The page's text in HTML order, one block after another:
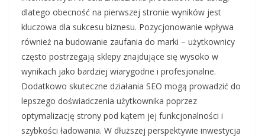
dlatego obecność na pierwszej stronie wyników jest
kluczowa dla sukcesu biznesu. Pozycjonowanie wpływa
również na budowanie zaufania do marki – użytkownicy
często postrzegają sklepy znajdujące się wysoko w
wynikach jako bardziej wiarygodne i profesjonalne.
Dodatkowo skuteczne działania SEO mogą prowadzić do
lepszego doświadczenia użytkownika poprzez
optymalizację strony pod kątem jej funkcjonalności i
szybkości ładowania. W dłuższej perspektywie inwestycja